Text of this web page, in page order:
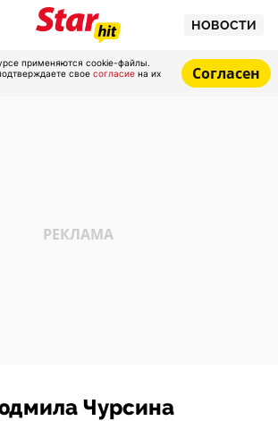
НОВОСТИ
применяются cookie-файлы.
свое согласие на их
Согласен
Чурсина